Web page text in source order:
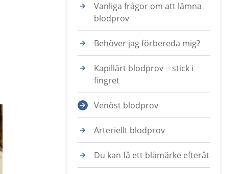
Vanliga frågor om att lämna
blodprov
Behöver jag förbereda mig?
Kapillärt blodprov – stick i
fingret
Venöst blodprov
Arteriellt blodprov
Du kan få ett blåmärke efteråt